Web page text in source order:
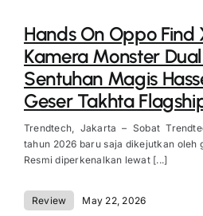
Hands On Oppo Find
Kamera Monster
Sentuhan Magis
Geser Takhta
Trendtech, Jakarta – Sobat
tahun 2026 baru saja dikejutkan oleh
Resmi diperkenalkan lewat [...]
Review May 22, 2026